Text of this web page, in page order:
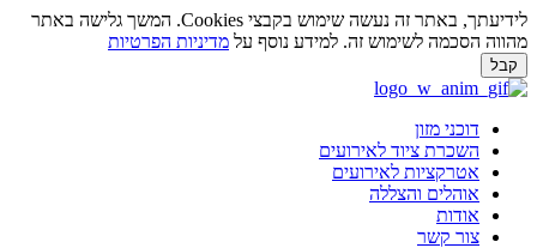
לידיעתך, באתר זה נעשה שימוש בקבצי Cookies. המשך גלישה באתר
הסכמה לשימוש זה. למידע נוסף עלמדיניות הפרטיות
קבל
דוכני מזון
השכרת ציוד לאירועים
אטרקציות לאירועים
אוהלים והצללה
אודות
צור קשר